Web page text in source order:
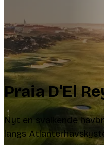
Praia D'El
Nyt en svalkende
langs